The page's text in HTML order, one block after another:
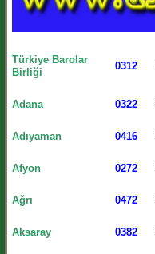
Türkiye Barolar
Birliği
0312
Adana 0322
Adıyaman 0416
Afyon 0272
Ağrı 0472
Aksaray 0382